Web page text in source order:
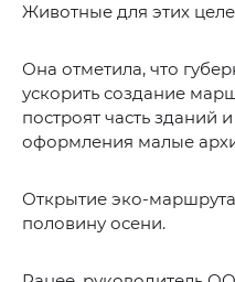
Животные для этих
Она отметила, что
ускорить создание
построят часть зданий
оформления малые
Открытие эко-
половину осени.